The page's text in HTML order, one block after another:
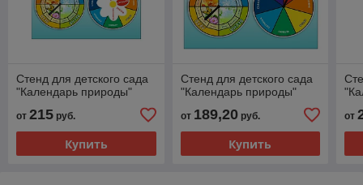
Стенд для детского сада
"Календарь природы"
от 215 руб.
Купить
Стенд для детского сада
"Календарь природы"
от 189,20руб.
Купить
от